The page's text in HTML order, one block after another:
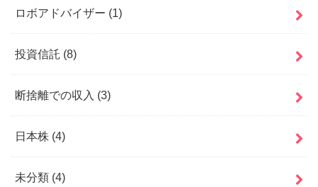
ロボアドバイザー (1)
投資信託 (8)
断捨離での収入 (3)
日本株 (4)
未分類 (4)